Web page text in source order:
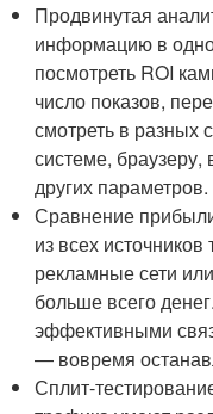
Продвинутая
информацию в
посмотреть ROI
число показов,
смотреть в разных
системе,
других параметров.
Сравнение
из всех
рекламные сети
больше всего
эффективными
— вовремя
Сплит-